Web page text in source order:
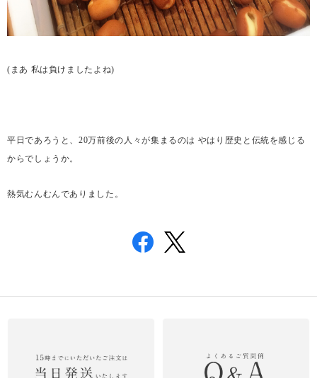
( まあ 私は負けましたよね)
平日であろうと、20万前後の人々が集まるのは やはり歴史と伝統を感じる
からでしょうか。
熱気むんむんでありました。